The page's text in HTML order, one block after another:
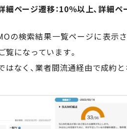
ページ遷移：10％以上、詳細
の検索結果一覧ページに表
になっています。
なく、業者間流通経由で成約